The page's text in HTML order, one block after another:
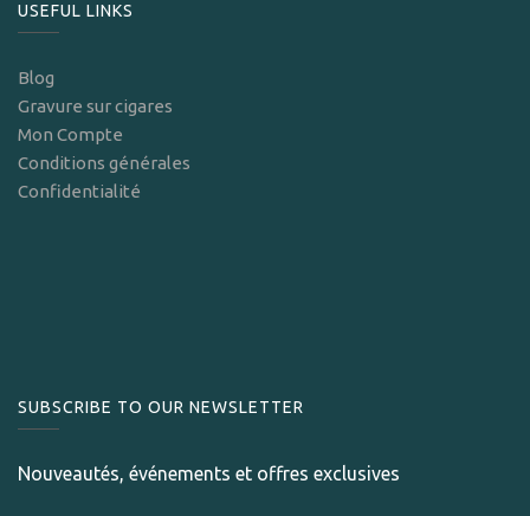
USEFUL LINKS
Blog
Gravure sur cigares
Mon Compte
Conditions générales
Confidentialité
SUBSCRIBE TO OUR NEWSLETTER
Nouveautés, événements et offres exclusives